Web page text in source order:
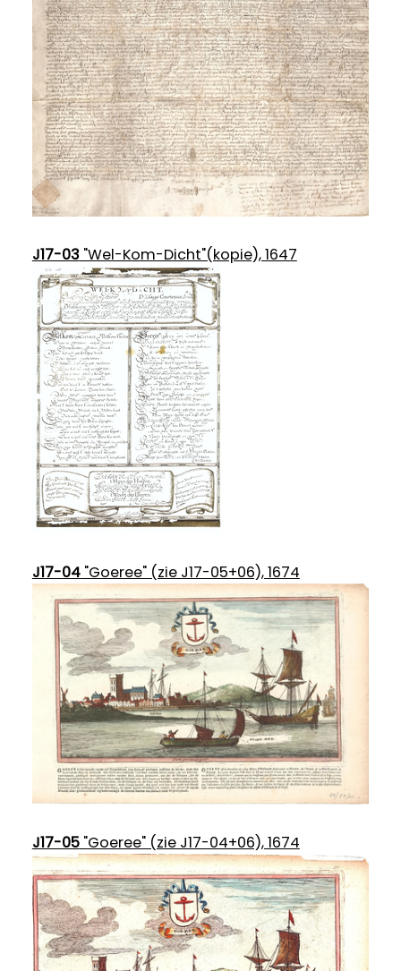
J17-03"Wel-Kom-Dicht"(kopie), 1647
J17-04"Goeree" (zie J17-05+06), 1674
J17-05"Goeree" (zie J17-04+06), 1674